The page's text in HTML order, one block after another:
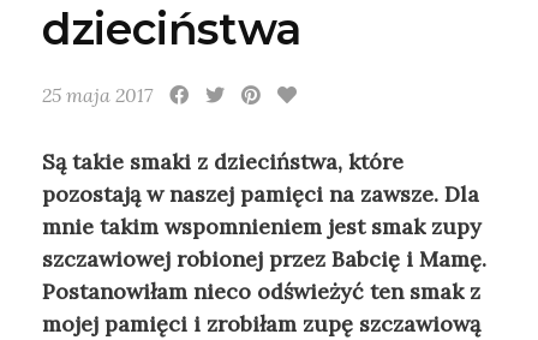
dzieciństwa
25 maja 2017
Są takie smaki z dzieciństwa, które
pozostają w naszej pamięci na zawsze. Dla
mnie takim wspomnieniem jest smak zupy
szczawiowej robionej przez Babcię i Mamę.
Postanowiłam nieco odświeżyć ten smak z
mojej pamięci i zrobiłam zupę szczawiową